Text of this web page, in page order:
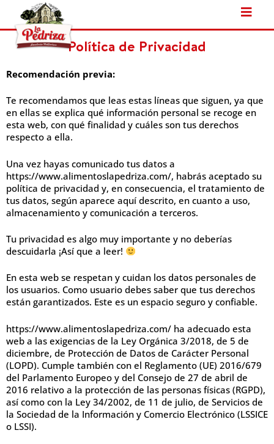
contenido
Política de Privacidad
Recomendación previa:
Te recomendamos que leas estas líneas que siguen, ya que
en ellas se explica qué información personal se recoge en
esta web, con qué finalidad y cuáles son tus derechos
respecto a ella.
Una vez hayas comunicado tus datos a
https://www.alimentoslapedriza.com/, habrás aceptado su
política de privacidad y, en consecuencia, el tratamiento de
tus datos, según aparece aquí descrito, en cuanto a uso,
almacenamiento y comunicación a terceros.
Tu privacidad es algo muy importante y no deberías
descuidarla ¡Así que a leer!
En esta web se respetan y cuidan los datos personales de
los usuarios. Como usuario debes saber que tus derechos
están garantizados. Este es un espacio seguro y confiable.
https://www.alimentoslapedriza.com/ ha adecuado esta
web a las exigencias de la Ley Orgánica 3/2018, de 5 de
diciembre, de Protección de Datos de Carácter Personal
(LOPD). Cumple también con el Reglamento (UE) 2016/679
del Parlamento Europeo y del Consejo de 27 de abril de
2016 relativo a la protección de las personas físicas (RGPD),
así como con la Ley 34/2002, de 11 de julio, de Servicios de
la Sociedad de la Información y Comercio Electrónico (LSSICE
o LSSI).